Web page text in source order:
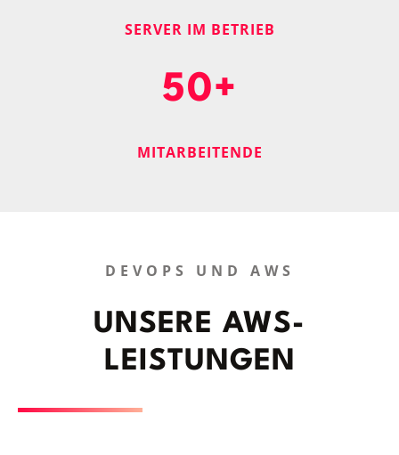
SERVER IM BETRIEB
50+
MITARBEITENDE
DEVOPS UND AWS
UNSERE AWS-
LEISTUNGEN